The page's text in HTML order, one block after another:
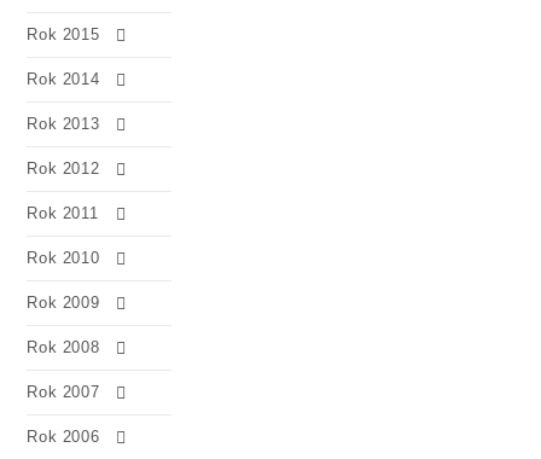
Rok 2015
Rok 2014
Rok 2013
Rok 2012
Rok 2011
Rok 2010
Rok 2009
Rok 2008
Rok 2007
Rok 2006